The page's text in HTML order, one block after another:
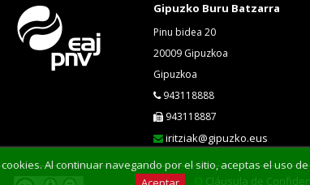
Al continuar navegando por el sitio, aceptas el uso
Gipuzko Buru Batzarra
Pinu bidea 20
20009 Gipuzkoa
Gipuzkoa
943118888
943118887
iritziak@gipuzko.eus
Cláusula de